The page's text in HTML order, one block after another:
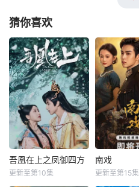
猜你喜欢
吾凰在上之凤御四方
更新至第10集
南戏
更新至第15集